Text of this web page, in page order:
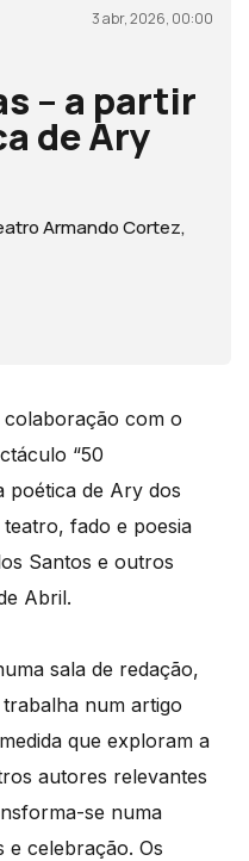
3 abr, 2026, 00:00
– a partir
de Ary
Armando Cortez,
colaboração com o
“50
poética de Ary dos
fado e poesia
Santos e outros
Abril.
sala de redação,
num artigo
que exploram a
autores relevantes
se numa
e celebração. Os